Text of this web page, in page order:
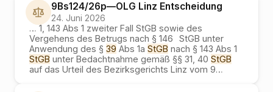
9Bs124/26p—OLG Linz Entscheidung
24. Juni 2026
…1, 143 Abs 1 zweiter Fall StGB sowie des
Vergehens des Betrugs nach § 146 StGB unter
Anwendung des § 39 Abs 1a StGB nach § 143 Abs 1
StGB unter Bedachtnahme gemäß §§ 31, 40 StGB
auf das Urteil des Bezirksgerichts Linz vom 9…